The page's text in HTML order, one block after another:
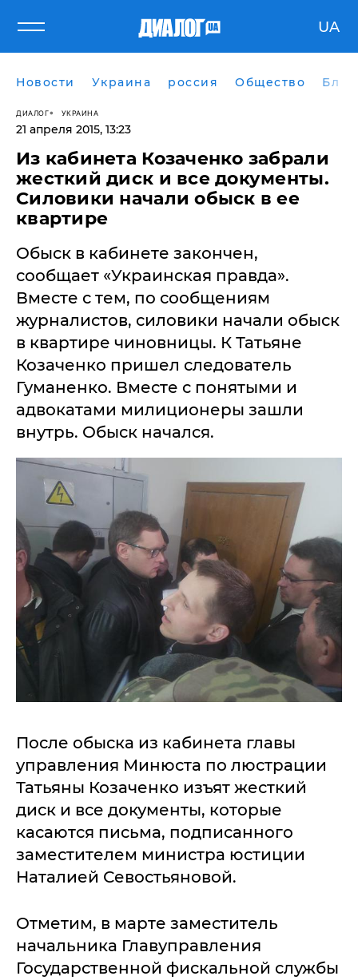
UA
Новости Украина россия Общество
ДИАЛОГ УКРАИНА
21 апреля 2015, 13:23
​Из кабинета Козаченко забрали
жесткий диск и все документы.
Силовики начали обыск в ее
квартире
Обыск в кабинете закончен,
сообщает «Украинская правда».
Вместе с тем, по сообщениям
журналистов, силовики начали обыск
в квартире чиновницы. К Татьяне
Козаченко пришел следователь
Гуманенко. Вместе с понятыми и
адвокатами милиционеры зашли
внутрь. Обыск начался.
После обыска из кабинета главы
управления Минюста по люстрации
Татьяны Козаченко изъят жесткий
диск и все документы, которые
касаются письма, подписанного
заместителем министра юстиции
Наталией Севостьяновой.
Отметим, в марте заместитель
начальника Главуправления
Государственной фискальной службы